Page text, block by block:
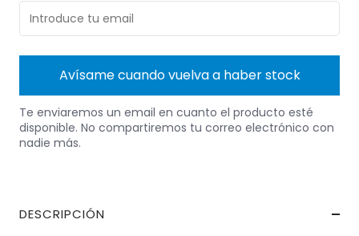
Avísame cuando vuelva a haber stock
Te enviaremos un email en cuanto el producto esté
disponible. No compartiremos tu correo electrónico con
nadie más.
DESCRIPCIÓN